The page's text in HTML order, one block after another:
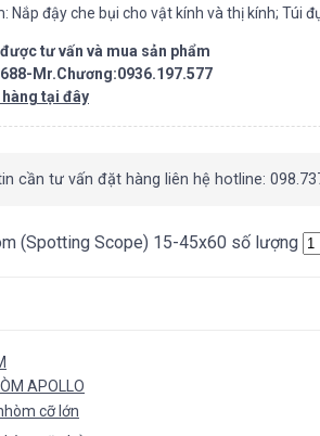
Nắp đậy che bụi cho vật kính và thị kính; Túi
tư vấn và mua sản phẩm
Mr.Chương:0936.197.577
tại đây
cần tư vấn đặt hàng liên hệ hotline:
(Spotting Scope) 15-45x60 số lượng
APOLLO
cỡ lớn